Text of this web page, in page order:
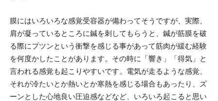
膜にはいろいろな感覚受容器が備わってそうですが、実際、
肩が凝っているところに鍼を刺してもらうと、鍼が筋膜を破
る際にプツンという衝撃を感じる事があって筋肉が緩む経験
を何度かしたことがあります。その時に「響き」「得気」と
言われる感覚も起こりやすいです。電気が走るような感覚、
それが冷たいとか熱いとか寒熱を感じる場合もあったり、ズ
ーンとした心地良い圧迫感などなど、いろいろ起こると思い